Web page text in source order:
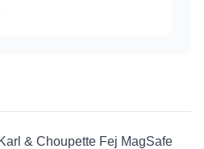
& Choupette Fej MagSafe